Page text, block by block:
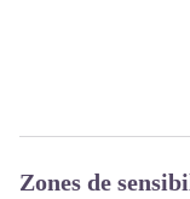
Zones de